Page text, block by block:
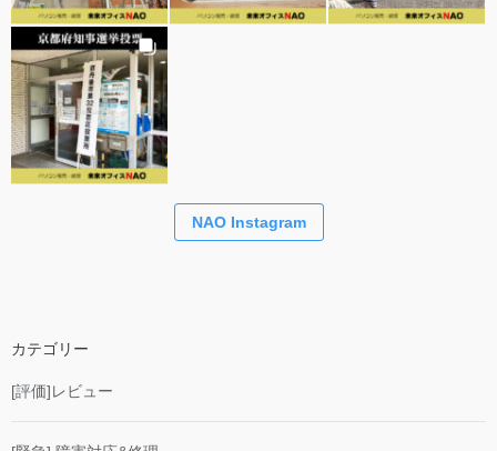
NAO Instagram
カテゴリー
[評価]レビュー